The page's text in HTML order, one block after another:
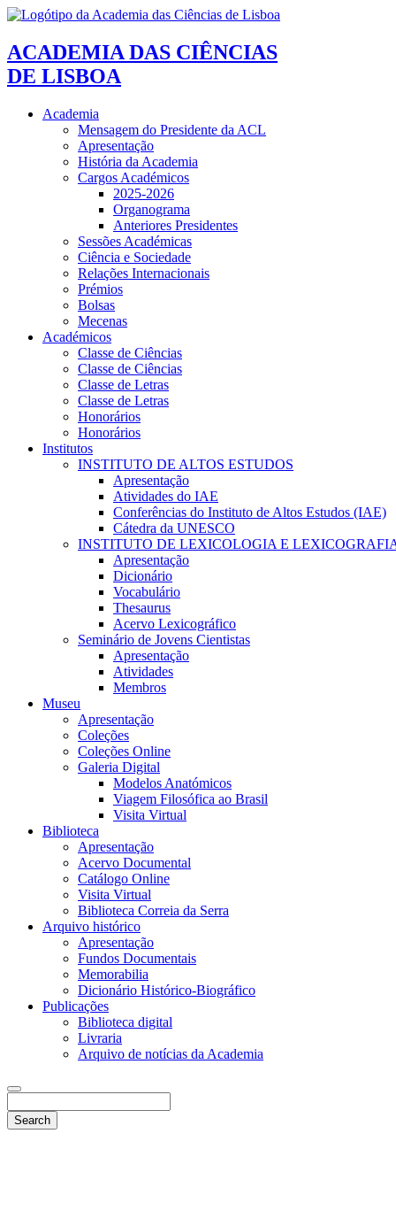
ACADEMIA DAS CIÊNCIAS
DE LISBOA
Academia
Mensagem do Presidente da ACL
Apresentação
História da Academia
Cargos Académicos
2025-2026
Organograma
Anteriores Presidentes
Sessões Académicas
Ciência e Sociedade
Relações Internacionais
Prémios
Bolsas
Mecenas
Académicos
Classe de Ciências
Classe de Ciências
Classe de Letras
Classe de Letras
Honorários
Honorários
Institutos
INSTITUTO DE ALTOS ESTUDOS
Apresentação
Atividades do IAE
Conferências do Instituto de Altos Estudos (IAE)
Cátedra da UNESCO
INSTITUTO DE LEXICOLOGIA E
Apresentação
Dicionário
Vocabulário
Thesaurus
Acervo Lexicográfico
Seminário de Jovens Cientistas
Apresentação
Atividades
Membros
Museu
Apresentação
Coleções
Coleções Online
Galeria Digital
Modelos Anatómicos
Viagem Filosófica ao Brasil
Visita Virtual
Biblioteca
Apresentação
Acervo Documental
Catálogo Online
Visita Virtual
Biblioteca Correia da Serra
Arquivo histórico
Apresentação
Fundos Documentais
Memorabilia
Dicionário Histórico-Biográfico
Publicações
Biblioteca digital
Livraria
Arquivo de notícias da Academia